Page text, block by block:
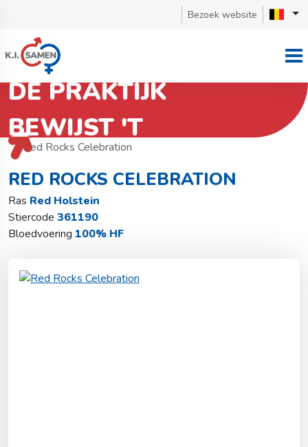
Bezoek website
DE PRAKTIJK
BEWIJST 'T
Terug naar stierzoeker
Red Rocks Celebration
RED ROCKS CELEBRATION
Ras Red Holstein
Stiercode 361190
Bloedvoering 100% HF